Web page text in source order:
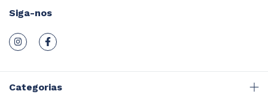
Siga-nos
Categorias